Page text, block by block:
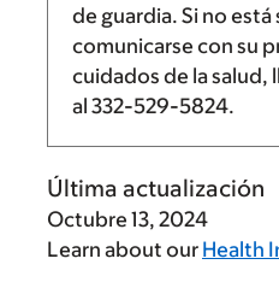
de guardia. Si no
comunicarse con su
cuidados de la salud,
al 332-529-5824.
Última actualización
Octubre 13, 2024
Learn about our Health